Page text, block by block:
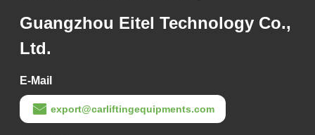
Guangzhou Eitel Technology Co.,
Ltd.
E-Mail
export@carliftingequipments.com